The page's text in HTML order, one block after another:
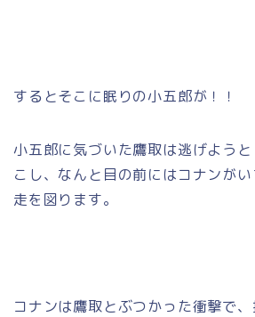
するとそこに眠りの小五郎が！！
小五郎に気づいた鷹取は逃げよう
こし、なんと目の前にはコナンが
走を図ります。
コナンは鷹取とぶつかった衝撃で